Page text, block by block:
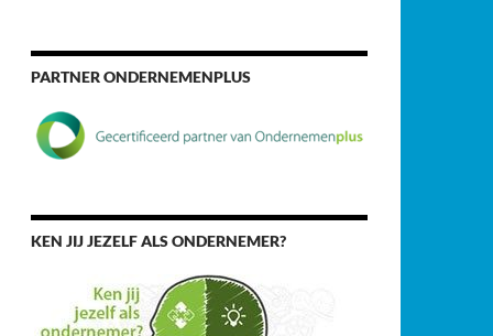
PARTNER ONDERNEMENPLUS
KEN JIJ JEZELF ALS ONDERNEMER?